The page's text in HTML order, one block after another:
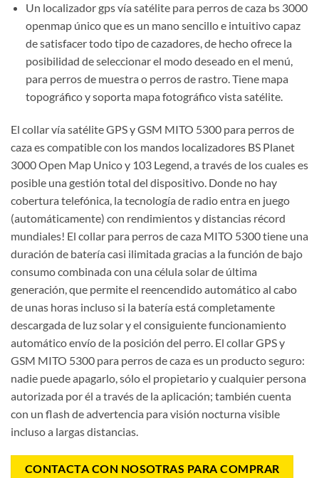
Un localizador gps vía satélite para perros de caza bs 3000
openmap único que es un mano sencillo e intuitivo capaz
de satisfacer todo tipo de cazadores, de hecho ofrece la
posibilidad de seleccionar el modo deseado en el menú,
para perros de muestra o perros de rastro. Tiene mapa
topográfico y soporta mapa fotográfico vista satélite.
El collarvía satélite GPS y GSM MITO 5300 para perros de
caza es compatible con los mandos localizadores BS Planet
3000 Open Map Unico y 103 Legend, a través de los cuales es
posible una gestión total del dispositivo. Donde no hay
cobertura telefónica, la tecnología de radio entra en juego
(automáticamente) con rendimientos y distancias récord
mundiales! El collar para perros de caza MITO 5300 tiene una
duración de batería casi ilimitada gracias a la función de bajo
consumo combinada con una célula solar de última
generación, que permite el reencendido automático al cabo
de unas horas incluso si la batería está completamente
descargada de luz solar y el consiguiente funcionamiento
automático envío de la posición del perro. El collar GPS y
GSM MITO 5300 para perros de caza es un producto seguro:
nadie puede apagarlo, sólo el propietario y cualquier persona
autorizada por él a través de la aplicación; también cuenta
con un flash de advertencia para visión nocturna visible
incluso a largas distancias.
CONTACTA CON NOSOTRAS PARA COMPRAR